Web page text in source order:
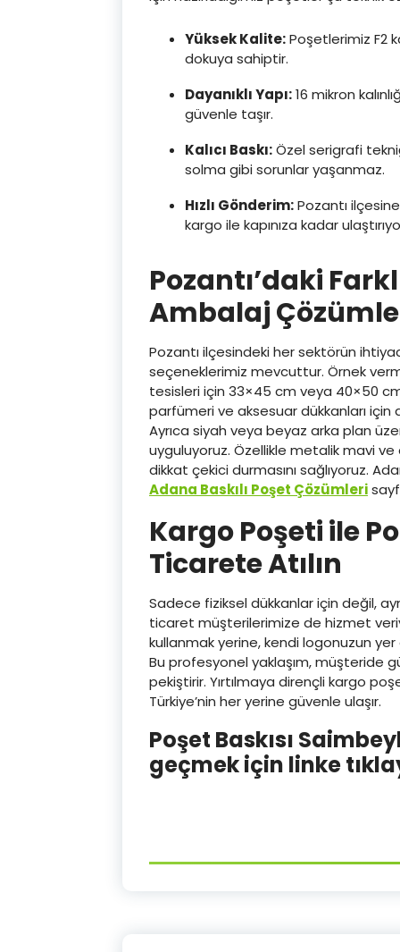
Yüksek Kalite:Poşetlerimiz F2
dokuya sahiptir.
Dayanıklı Yapı:16 mikron
güvenle taşır.
Kalıcı Baskı:Özel serigrafi
solma gibi sorunlar yaşanmaz.
Hızlı Gönderim:Pozantı
kargo ile kapınıza kadar
Pozantı’daki
Ambalaj
Pozantı ilçesindeki her sektörün
seçeneklerimiz mevcuttur. Örnek
tesisleri için 33×45 cm veya 40×50
parfümeri ve aksesuar dükkanları
Ayrıca siyah veya beyaz arka plan
uyguluyoruz. Özellikle metalik mavi
dikkat çekici durmasını sağlıyoruz.
Adana Baskılı Poşet Çözümleri
Kargo Poşeti ile
Ticarete Atılın
Sadece fiziksel dükkanlar için değil,
ticaret müşterilerimize de hizmet
kullanmak yerine, kendi logonuzun
Bu profesyonel yaklaşım, müşteride
pekiştirir. Yırtılmaya dirençli kargo
Türkiye’nin her yerine güvenle ulaşır.
Poşet Baskısı
geçmek için linke